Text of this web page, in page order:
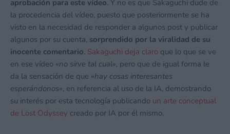
aprobación para este vídeo. Y no es que Sakaguchi dude de
la procedencia del vídeo, puesto que posteriormente se ha
visto en la necesidad de responder a algunos post y publicar
algunos por su cuenta, sorprendido por la viralidad de su
inocente comentario. Sakaguchi deja claro que lo que se ve
en ese vídeo «no sirve tal cual», pero que de igual forma le
da la sensación de que «hay cosas interesantes
esperándonos», en referencia al uso de la IA, demostrando
su interés por esta tecnología publicando un arte conceptual
de Lost Odyssey creado por IA por él mismo.